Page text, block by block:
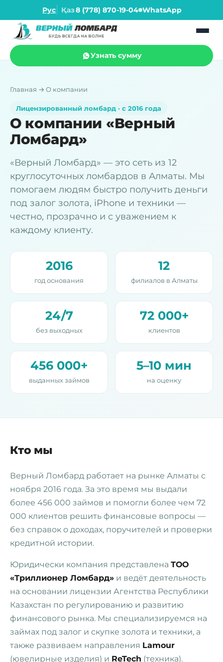
Рус Қаз8 (778) 870-19-04 WhatsApp
Узнать сумму
Главная → О компании
Лицензированный ломбард · с 2016 года
О компании «Верный
Ломбард»
«Верный Ломбард» — это сеть из 12
круглосуточных ломбардов в Алматы. Мы
помогаем людям быстро получить деньги
под залог золота, iPhone и техники —
честно, прозрачно и с уважением к
каждому клиенту.
2016
год основания
12
филиалов в Алматы
24/7
без выходных
72 000+
клиентов
456 000+
выданных займов
5–10 мин
на оценку
Кто мы
Верный Ломбард работает на рынке Алматы с
ноября 2016 года. За это время мы выдали
более 456 000 займов и помогли более чем 72
000 клиентов решить финансовые вопросы —
без справок о доходах, поручителей и проверки
кредитной истории.
Юридически компания представлена ТОО
«Триллионер Ломбард» и ведёт деятельность
на основании лицензии Агентства Республики
Казахстан по регулированию и развитию
финансового рынка. Мы специализируемся на
займах под залог и скупке золота и техники, а
также развиваем направления Lamour
(ювелирные изделия) и ReTech (техника).